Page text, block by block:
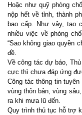
Hoặc như quỹ phòng
nộp hết về tỉnh, thành
bao cấp. Như vậy, tạo
nhiều việc về phòng
“Sao không giao quyền
đề.
Về công tác dự báo,
cực thì chưa đáp ứng
Công tác thông tin
vùng thôn bản, vùng
ra khi mưa lũ đến.
Quy trình thủ tục hỗ trợ